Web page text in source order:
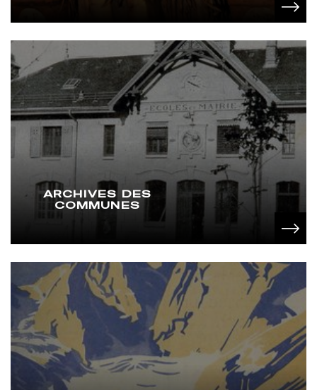
ARCHIVES DES
COMMUNES